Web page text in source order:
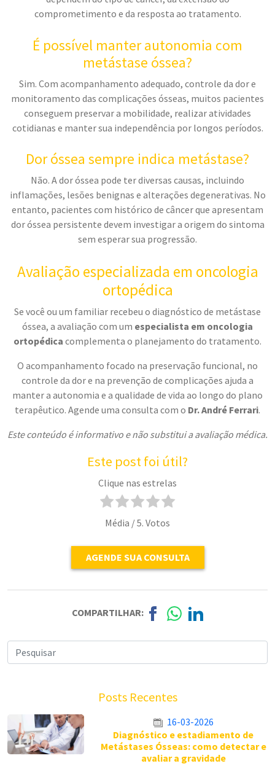
comprometimento e da resposta ao tratamento.
É possível manter autonomia com
metástase óssea?
Sim. Com acompanhamento adequado, controle da dor e
monitoramento das complicações ósseas, muitos pacientes
conseguem preservar a mobilidade, realizar atividades
cotidianas e manter sua independência por longos períodos.
Dor óssea sempre indica metástase?
Não. A dor óssea pode ter diversas causas, incluindo
inflamações, lesões benignas e alterações degenerativas. No
entanto, pacientes com histórico de câncer que apresentam
dor óssea persistente devem investigar a origem do sintoma
sem esperar sua progressão.
Avaliação especializada em oncologia
ortopédica
Se você ou um familiar recebeu o diagnóstico de metástase
óssea, a avaliação com um especialista em oncologia
ortopédica complementa o planejamento do tratamento.
O acompanhamento focado na preservação funcional, no
controle da dor e na prevenção de complicações ajuda a
manter a autonomia e a qualidade de vida ao longo do plano
terapêutico. Agende uma consulta com o Dr. André Ferrari.
Este conteúdo é informativo e não substitui a avaliação médica.
Este post foi útil?
Clique nas estrelas
Média / 5. Votos
AGENDE SUA CONSULTA
COMPARTILHAR:
Posts Recentes
16-03-2026
Diagnóstico e estadiamento de
Metástases Ósseas: como detectar e
avaliar a gravidade